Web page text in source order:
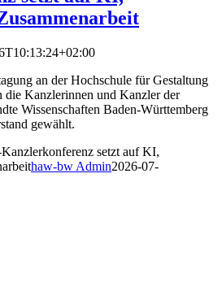
an der Hochschule für Gestaltung
die Kanzlerinnen und Kanzler der
Wissenschaften Baden-Württemberg
gewählt.
setzt auf KI,
haw-bw Admin2026-07-